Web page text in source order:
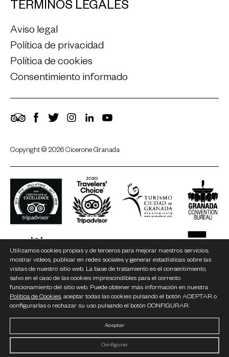
TÉRMINOS LEGALES
Aviso legal
Política de privacidad
Política de cookies
Consentimiento informado
TripAdvisor
Facebook
TwitterInstagram
LinkedIn
Copyright © 2026 Cicerone Granada
Utilizamos cookies propias y de terceros para mejorar nuestros servicios,
mostrar vídeos, publicar en redes sociales y generar estadísticas sobre las
visitas de nuestro sitio web. La base de tratamiento es el consentimiento,
salvo en el caso de las cookies imprescindibles para el correcto
funcionamiento del sitio web. Puede obtener más información en nuestra
Política de Cookies, aceptar todas las cookies pulsando el botón ACEPTAR o
configurarlas o rechazar su uso pulsando el botón CONFIGURAR.
Aceptar
Configurar